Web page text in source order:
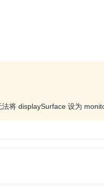
将 displaySurface 设为